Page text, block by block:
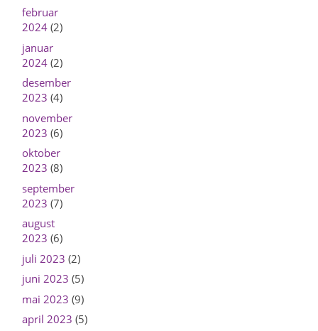
februar
2024(2)
januar
2024(2)
desember
2023 (4)
november
2023 (6)
oktober
2023 (8)
september
2023 (7)
august
2023 (6)
juli 2023 (2)
juni 2023 (5)
mai 2023 (9)
april 2023 (5)